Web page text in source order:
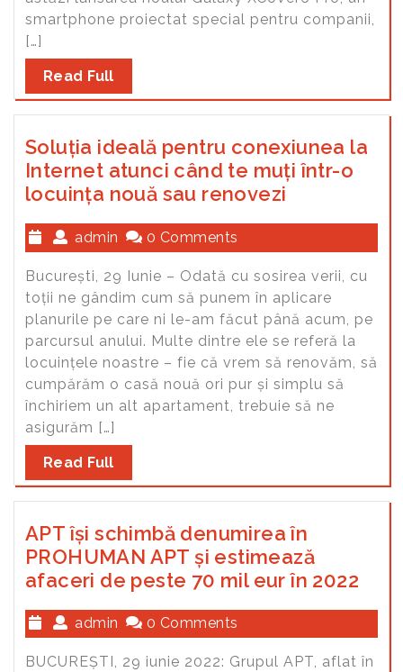
smartphone proiectat special pentru companii,
[…]
Read Full
Soluția ideală pentru conexiunea la
Internet atunci când te muți într-o
locuința nouă sau renovezi
admin 0 Comments
București, 29 Iunie – Odată cu sosirea verii, cu
toții ne gândim cum să punem în aplicare
planurile pe care ni le-am făcut până acum, pe
parcursul anului. Multe dintre ele se referă la
locuințele noastre – fie că vrem să renovăm, să
cumpărăm o casă nouă ori pur și simplu să
închiriem un alt apartament, trebuie să ne
asigurăm […]
Read Full
APT își schimbă denumirea în
PROHUMAN APT și estimează
afaceri de peste 70 mil eur în 2022
admin 0 Comments
BUCUREȘTI, 29 iunie 2022: Grupul APT, aflat în